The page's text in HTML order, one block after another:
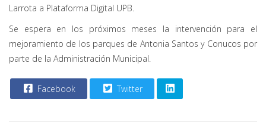
Larrota a Plataforma Digital UPB.
Se espera en los próximos meses la intervención para el
mejoramiento de los parques de Antonia Santos y Conucos por
parte de la Administración Municipal.
Facebook Twitter